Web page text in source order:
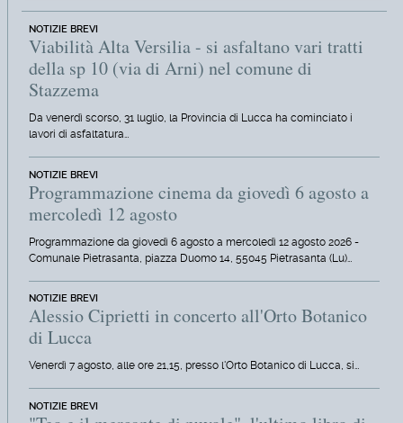
NOTIZIE BREVI
Viabilità Alta Versilia - si asfaltano vari tratti
della sp 10 (via di Arni) nel comune di
Stazzema
Da venerdì scorso, 31 luglio, la Provincia di Lucca ha cominciato i
lavori di asfaltatura…
NOTIZIE BREVI
Programmazione cinema da giovedì 6 agosto a
mercoledì 12 agosto
Programmazione da giovedì 6 agosto a mercoledì 12 agosto 2026 -
Comunale Pietrasanta, piazza Duomo 14, 55045 Pietrasanta (Lu)…
NOTIZIE BREVI
Alessio Ciprietti in concerto all'Orto Botanico
di Lucca
Venerdì 7 agosto, alle ore 21,15, presso l'Orto Botanico di Lucca, si…
NOTIZIE BREVI